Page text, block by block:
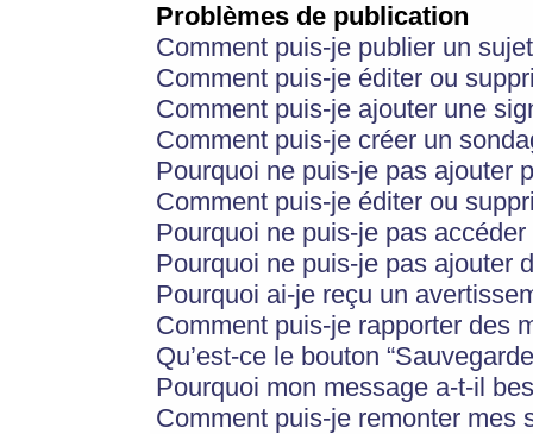
Problèmes de publication
Comment puis-je publier un
Comment puis-je éditer ou
Comment puis-je ajouter une
Comment puis-je créer un
Pourquoi ne puis-je pas ajouter
Comment puis-je éditer ou
Pourquoi ne puis-je pas
Pourquoi ne puis-je pas ajouter
Pourquoi ai-je reçu un
Comment puis-je rapporter des
Qu’est-ce le bouton
Pourquoi mon message a-t-il
Comment puis-je remonter mes